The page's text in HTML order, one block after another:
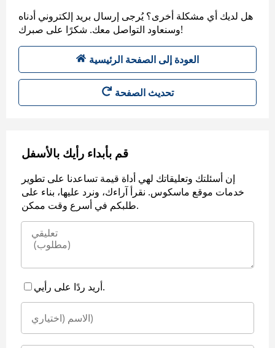
هل لديك أي مشكلة أخرى؟ يُرجى إرسال بريد إلكتروني أدناه
وسنعاود التواصل معك. شكرًا على صبرك!
العودة إلى الصفحة الرئيسية
تحديث الصفحة
قم بأبداء رأيك بالأسفل
إن أسئلتك وتعليقاتك لهي أداة قيمة تساعدنا على تطوير
خدمات موقع ماسكوس. نقرأ آراءك، ونرد عليها، بناء على
طلبكم في أسرع وقت ممكن.
أريد ردًا على رأيي.